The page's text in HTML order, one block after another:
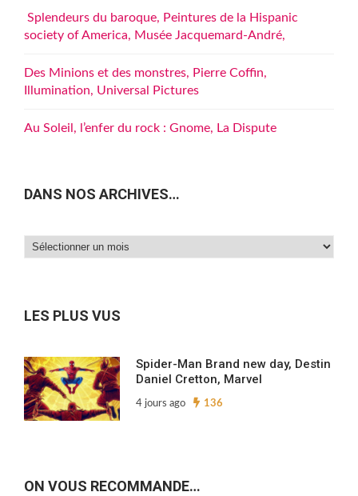
Splendeurs du baroque, Peintures de la Hispanic
society of America, Musée Jacquemard-André,
Des Minions et des monstres, Pierre Coffin,
Illumination, Universal Pictures
Au Soleil, l’enfer du rock : Gnome, La Dispute
DANS NOS ARCHIVES…
Dans
LES PLUS VUS
Spider-Man Brand new day, Destin
Daniel Cretton, Marvel
4 jours ago 136
ON VOUS RECOMMANDE…